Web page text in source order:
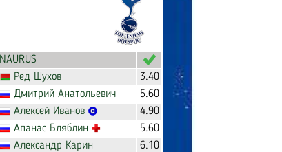
NAURUS
Ред Шухов 3.40
Дмитрий Анатольевич 5.60
Алексей Иванов 4.90
Апанас Бляблин 5.60
Александр Карин 6.10